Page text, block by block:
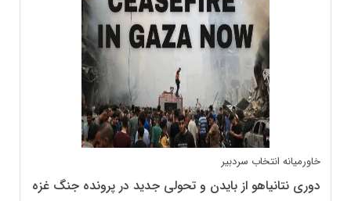
خاورمیانه انتخاب سردبیر
دوری نتانیاهو از بایدن و تحولی جدید در پرونده جنگ غزه